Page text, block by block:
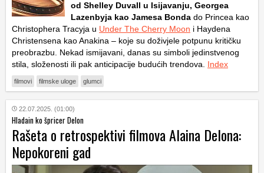
od Shelley Duvall u Isijavanju, Georgea
Lazenbyja kao Jamesa Bonda do Princea kao
Christophera Tracyja u Under The Cherry Moon i Haydena
Christensena kao Anakina – koje su doživjele potpunu kritičku
preobrazbu. Nekad ismijavani, danas su simboli jedinstvenog
stila, složenosti ili pak anticipacije budućih trendova. Index
filmovi filmske uloge glumci
22.07.2025. (01:00)
Hladain ko špricer Delon
Rašeta o retrospektivi filmova Alaina Delona:
Nepokoreni gad